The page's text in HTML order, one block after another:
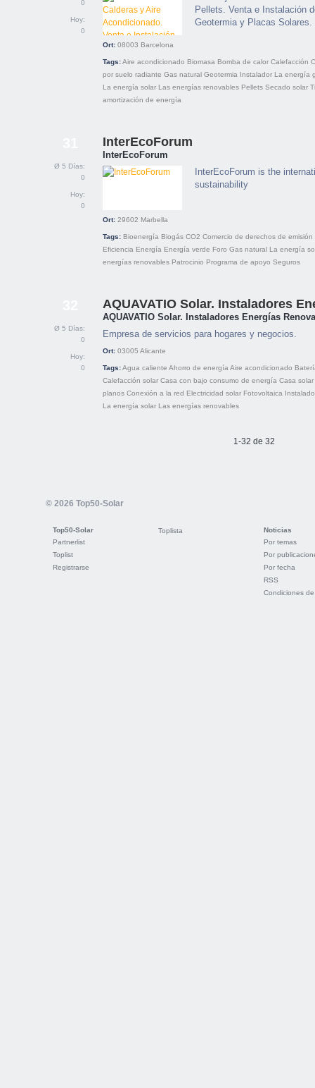
0
Hoy:
0
Pellets. Venta e Instalación
Geotermia y Placas Solares.
Ort: 08003 Barcelona
Tags:Aire acondicionado Biomasa Bomba de calor Calefacción
por suelo radiante Gas natural Geotermia Instalador La energía
La energía solar Las energías renovables Pellets Secado solar
amortización de energía
Ø 5 Días:
0
Hoy:
0
InterEcoForum
InterEcoForum
InterEcoForum is the
sustainability
Ort: 29602 Marbella
Tags: Bioenergía Biogás CO2 Comercio de derechos de emisión
Eficiencia Energía Energía verde Foro Gas natural La energía
energías renovables Patrocinio Programa de apoyo Seguros
Ø 5 Días:
0
Hoy:
0
AQUAVATIO Solar. Instaladores
AQUAVATIO Solar. Instaladores Energías
Empresa de servicios para hogares y negocios.
Ort: 03005 Alicante
Tags:Agua caliente Ahorro de energía Aire acondicionado
Calefacción solar Casa con bajo consumo de energía Casa solar
planos Conexión a la red Electricidad solar Fotovoltaica
La energía solar Las energías renovables
1-32 de 32
© 2026 Top50-Solar
Top50-Solar
Partnerlist
Toplist
Registrarse
Toplista
Noticias
Por temas
Por
Por fecha
RSS
Condiciones